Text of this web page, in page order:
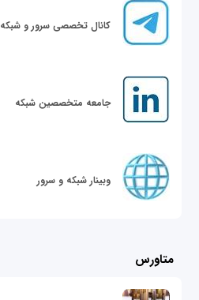
کانال تخصصی سرور و شبکه
جامعه متخصصین شبکه
وبینار شبکه و سرور
متاورس